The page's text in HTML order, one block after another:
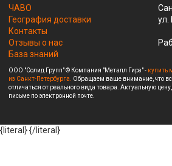
ЧАВО
География доставки
Контакты
Отзывы о нас
База знаний
ул.
ООО "Солид Групп" © Компания "Металл Гирз" - купить
из Санкт-Петербурга. Обращаем ваше внимание, что
отличаться от реального вида товара. Актуальную
письме по электронной почте.
{literal}{/literal}